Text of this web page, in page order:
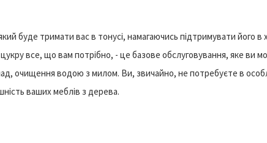
буде тримати вас в тонусі, намагаючись підтримувати його в
все, що вам потрібно, - це базове обслуговування, яке ви
очищення водою з милом. Ви, звичайно, не потребуєте в
ваших меблів з дерева.